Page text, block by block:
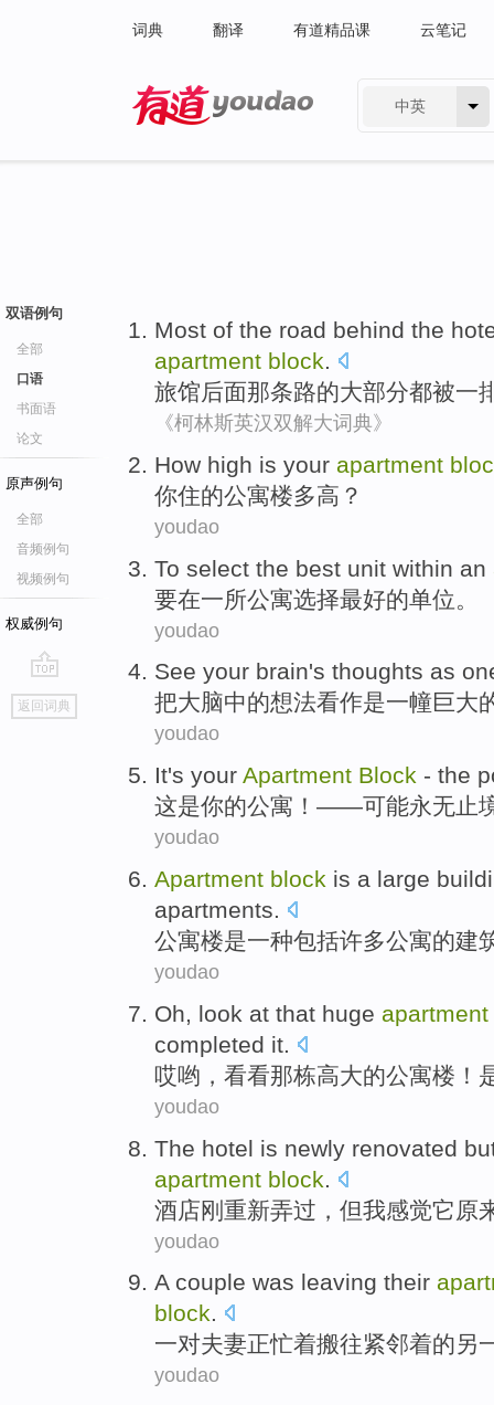
词典 翻译 有道精品课 云笔记
中英
双语例句
全部
口语
书面语
论文
原声例句
全部
音频例句
视频例句
权威例句
go
top
返回词典
Most of the road behind the
apartment block.
旅馆后面那条路的大部分都被一
《柯林斯英汉双解大词典》
How high is your apartment
你住的公寓楼多高 ？
youdao
To select the best unit within an
要在一所公寓选择最好的单位 。
youdao
See your brain's thoughts as
把大脑中的想法看作是一幢巨大
youdao
It's your Apartment Block - the
这是你的公寓 ！——可能永无止
youdao
Apartment block is a large
apartments.
公寓楼是一种包括许多公寓的建
youdao
Oh, look at that huge apartment
completed it.
哎哟 ， 看看那栋高大的公寓楼 ！
youdao
The hotel is newly renovated
apartment block
酒店刚 重新弄过， 但我感觉它 原
youdao
A couple was leaving their
block.
一对夫妻正忙着搬往紧邻着的另
youdao